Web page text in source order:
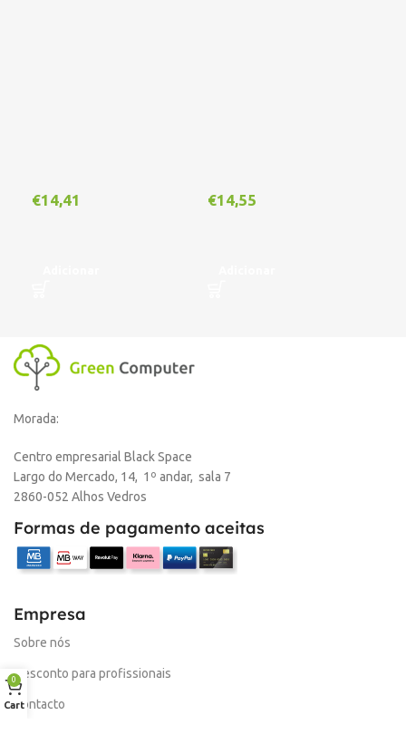
€14,41 €14,55
Morada:
Centro empresarial Black Space
Largo do Mercado, 14, 1º andar, sala 7
2860-052 Alhos Vedros
Formas de pagamento aceitas
Empresa
Sobre nós
Desconto para profissionais
Contacto
0
Cart